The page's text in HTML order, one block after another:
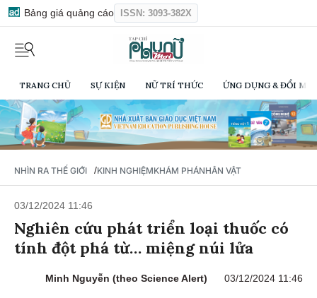
Bảng giá quảng cáo ISSN: 3093-382X
TRANG CHỦ SỰ KIỆN NỮ TRÍ THỨC ỨNG DỤNG & ĐỔI
NHÌN RA THẾ GIỚI /KINH NGHIỆMKHÁM PHÁNHÂN VẬT
03/12/2024 11:46
Nghiên cứu phát triển loại thuốc có
tính đột phá từ… miệng núi lửa
Minh Nguyễn (theo Science Alert) 03/12/2024 11:46